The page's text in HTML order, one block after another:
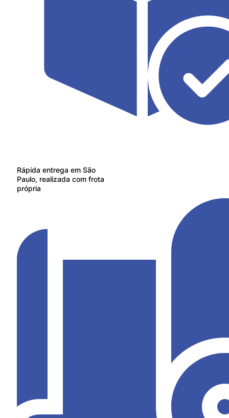
Rápida entrega em São
Paulo, realizada com frota
própria